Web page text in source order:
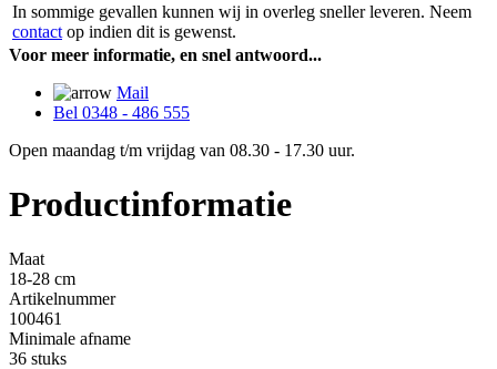
In sommige gevallen kunnen wij in overleg sneller leveren. Neem
contact op indien dit is gewenst.
Voor meer informatie, en snel antwoord...
Mail
Bel 0348 - 486 555
Open maandag t/m vrijdag van 08.30 - 17.30 uur.
Productinformatie
Maat
18-28 cm
Artikelnummer
100461
Minimale afname
36 stuks